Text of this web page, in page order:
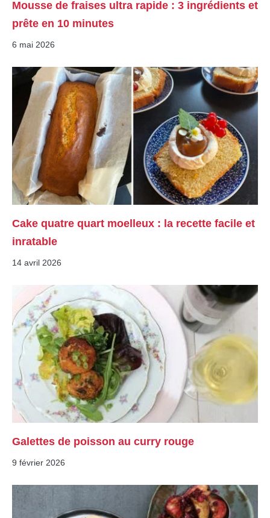
Mousse de fraises ultra rapide : 3 ingrédients et
prête en 10 minutes
6 mai 2026
Cake quatre quart moelleux : la recette facile et
inratable
14 avril 2026
Galettes de poisson au curry rouge
9 février 2026